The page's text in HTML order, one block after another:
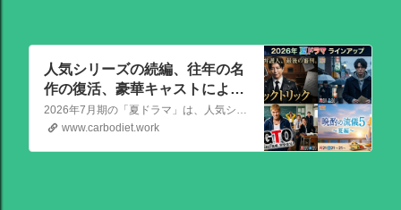
人気シリーズの続編、往年の名
作の復活、豪華キャストによる
骨太な新作が熱い！📺2026年7
月期（夏ドラマ）
2026年7月期の「夏ドラマ」は、人気シリーズの続編から、往年の名作の復活、豪華キャストによる骨太な新作まで、かなり熱いラインアップが出そろっています！
www.carbodiet.work